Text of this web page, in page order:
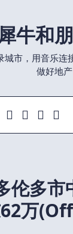
牛和
城市，用音乐连
做好地产
伦多
62万